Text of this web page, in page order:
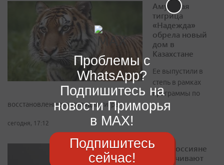
Амурская
тигрица
«Надежда»
обрела новый
дом в
Казахстане
Ее выпустили в
степь в рамках
программы по
восстановлению популяции тигра
сегодня, 17:12
ВТБ: россияне
увеличивают
Проблемы с
WhatsApp?
Подпишитесь на
новости Приморья
в MAX!
Подпишитесь
сейчас!